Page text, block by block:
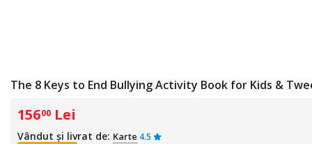
The 8 Keys to End Bullying Activity Book for Kids &
15600 Lei
Vândut și livrat de: Karte 4.5